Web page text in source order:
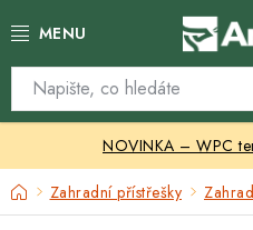
na
Skleníky
Zahradní přístřešky
Zahradní nábytek
NOVINKA – WPC
DomůZahradní přístřešky